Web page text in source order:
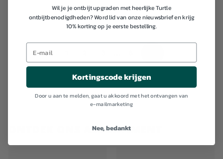
Volgende
ONTDEK ONS ASSORTIMENT
Wil je je ontbijt upgraden met heerlijke Turtle
ontbijtbenodigdheden? Word lid van onze nieuwsbrief en krijg
10% korting op je eerste bestelling.
Kortingscode krijgen
Door u aan te melden, gaat u akkoord met het ontvangen van
e-mailmarketing
Nee, bedankt